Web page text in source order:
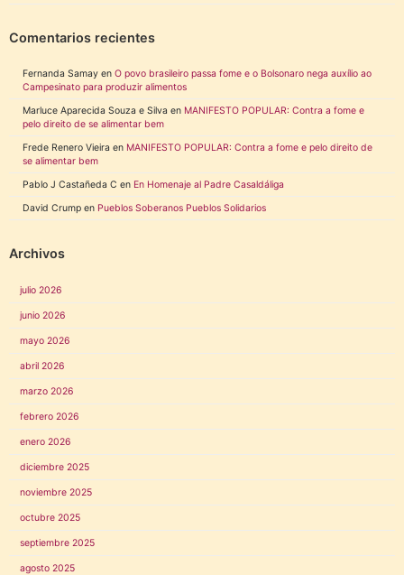
Comentarios recientes
Fernanda Samay en O povo brasileiro passa fome e o Bolsonaro nega auxílio ao
Campesinato para produzir alimentos
Marluce Aparecida Souza e Silva en MANIFESTO POPULAR: Contra a fome e
pelo direito de se alimentar bem
Frede Renero Vieira en MANIFESTO POPULAR: Contra a fome e pelo direito de
se alimentar bem
Pablo J Castañeda C en En Homenaje al Padre Casaldáliga
David Crump en Pueblos Soberanos Pueblos Solidarios
Archivos
julio 2026
junio 2026
mayo 2026
abril 2026
marzo 2026
febrero 2026
enero 2026
diciembre 2025
noviembre 2025
octubre 2025
septiembre 2025
agosto 2025